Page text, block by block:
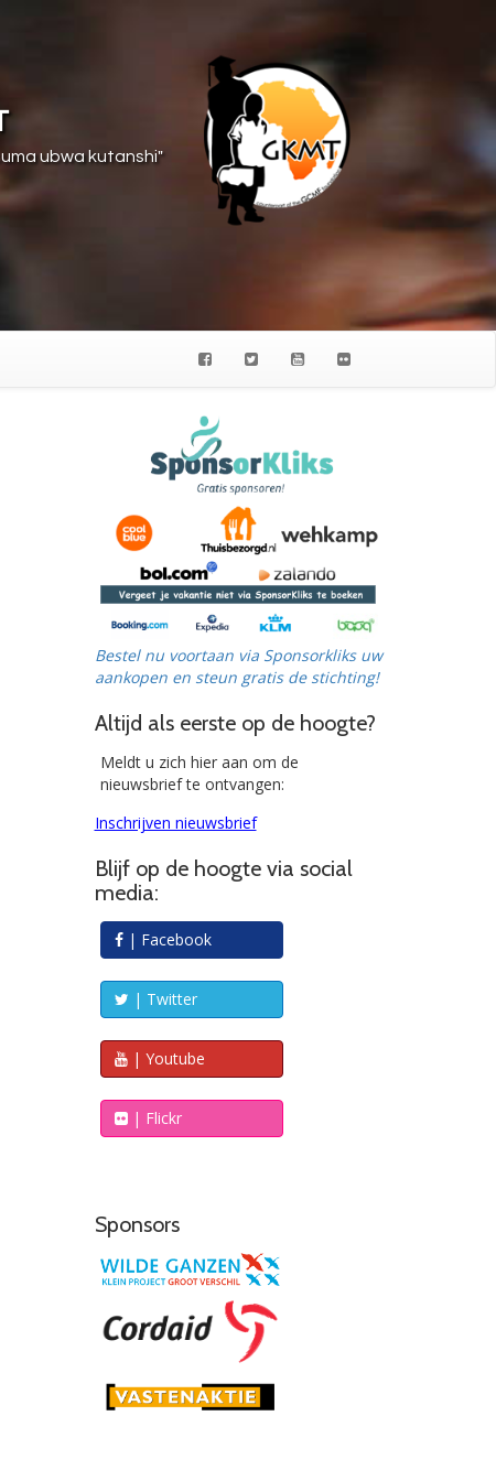
ubwa kutanshi"
Bestel nu voortaan via Sponsorkliks uw
aankopen en steun gratis de stichting!
Altijd als eerste op de hoogte?
Meldt u zich hier aan om de
nieuwsbrief te ontvangen:
Inschrijven nieuwsbrief
Blijf op de hoogte via social
media:
| Facebook
| Twitter
| Youtube
| Flickr
Sponsors